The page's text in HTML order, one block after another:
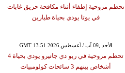
تحطم مروحية إطفاء أثناء مكافحة حريق غابات
في يوتا يودي بحياة طيارين
GMT 13:51 2026 الأحد ,09 آب / أغسطس
تحطم مروحية في ريو دي جانيرو يودي بحياة 4
أشخاص بينهم 3 سائحات كولومبيات